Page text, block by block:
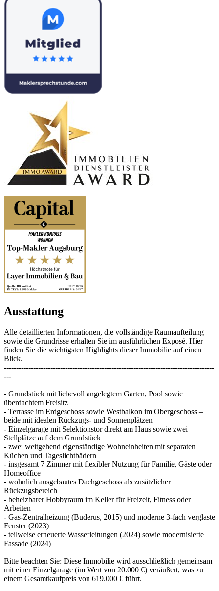
Ausstattung
Alle detaillierten Informationen, die vollständige Raumaufteilung
sowie die Grundrisse erhalten Sie im ausführlichen Exposé. Hier
finden Sie die wichtigsten Highlights dieser Immobilie auf einen
Blick.
--------------------------------------------------------------------------------------
---
- Grundstück mit liebevoll angelegtem Garten, Pool sowie
überdachtem Freisitz
- Terrasse im Erdgeschoss sowie Westbalkon im Obergeschoss –
beide mit idealen Rückzugs- und Sonnenplätzen
- Einzelgarage mit Selektionstor direkt am Haus sowie zwei
Stellplätze auf dem Grundstück
- zwei weitgehend eigenständige Wohneinheiten mit separaten
Küchen und Tageslichtbädern
- insgesamt 7 Zimmer mit flexibler Nutzung für Familie, Gäste oder
Homeoffice
- wohnlich ausgebautes Dachgeschoss als zusätzlicher
Rückzugsbereich
- beheizbarer Hobbyraum im Keller für Freizeit, Fitness oder
Arbeiten
- Gas-Zentralheizung (Buderus, 2015) und moderne 3-fach verglaste
Fenster (2023)
- teilweise erneuerte Wasserleitungen (2024) sowie modernisierte
Fassade (2024)
Bitte beachten Sie: Diese Immobilie wird ausschließlich gemeinsam
mit einer Einzelgarage (im Wert von 20.000 €) veräußert, was zu
einem Gesamtkaufpreis von 619.000 € führt.